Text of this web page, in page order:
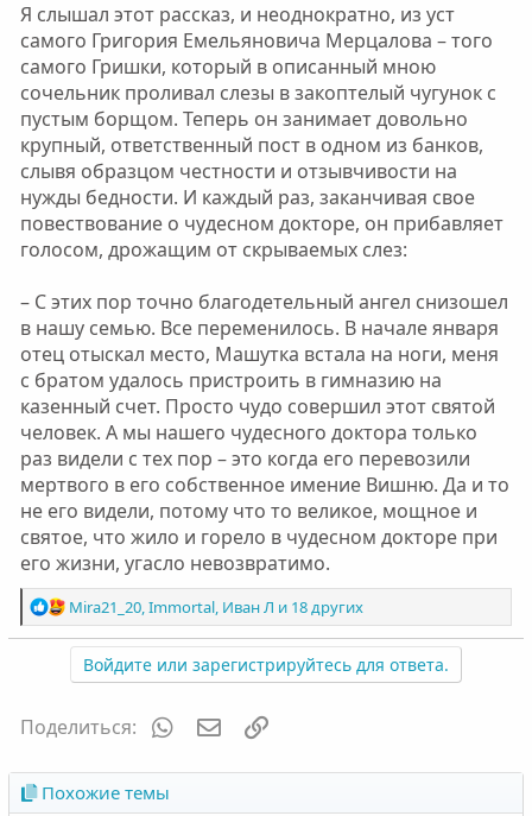
Я слышал этот рассказ, и неоднократно, из уст
самого Григория Емельяновича Мерцалова – того
самого Гришки, который в описанный мною
сочельник проливал слезы в закоптелый чугунок с
пустым борщом. Теперь он занимает довольно
крупный, ответственный пост в одном из банков,
слывя образцом честности и отзывчивости на
нужды бедности. И каждый раз, заканчивая свое
повествование о чудесном докторе, он прибавляет
голосом, дрожащим от скрываемых слез:
– С этих пор точно благодетельный ангел снизошел
в нашу семью. Все переменилось. В начале января
отец отыскал место, Машутка встала на ноги, меня
с братом удалось пристроить в гимназию на
казенный счет. Просто чудо совершил этот святой
человек. А мы нашего чудесного доктора только
раз видели с тех пор – это когда его перевозили
мертвого в его собственное имение Вишню. Да и то
не его видели, потому что то великое, мощное и
святое, что жило и горело в чудесном докторе при
его жизни, угасло невозвратимо.
Р
е
а
и
Mira21_20,Immortal, Иван Л и 18 других
Войдите или зарегистрируйтесь для ответа.
Поделиться: WhatsAppЭлектронная почта
Похожие темы